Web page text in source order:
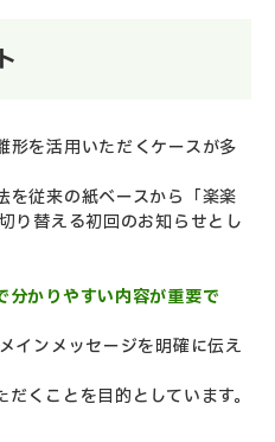
形を活用いただくケースが多
を従来の紙ベースから「楽楽
り替える初回のお知らせとし
分かりやすい内容が重要で
インメッセージを明確に伝え
くことを目的としています。